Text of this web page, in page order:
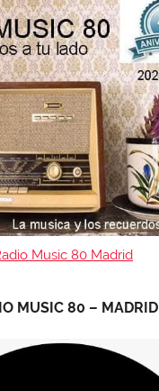
Music 80 Madrid
MUSIC 80 – MADRID